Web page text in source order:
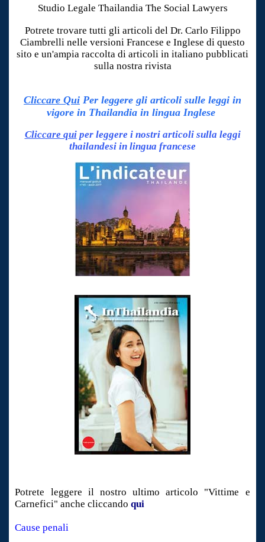
Studio Legale Thailandia The Social Lawyers
Potrete trovare tutti gli articoli del Dr. Carlo Filippo
Ciambrelli nelle versioni Francese e Inglese di questo
sito e un'ampia raccolta di articoli in italiano pubblicati
sulla nostra rivista
Cliccare Qui Per leggere gli articoli sulle leggi in
vigore in Thailandia in lingua Inglese
Cliccare quiper leggere i nostri articoli sulla leggi
thailandesi in lingua francese
Potrete leggere il nostro ultimo articolo "Vittime e
Carnefici" anche cliccandoqui
Cause penali